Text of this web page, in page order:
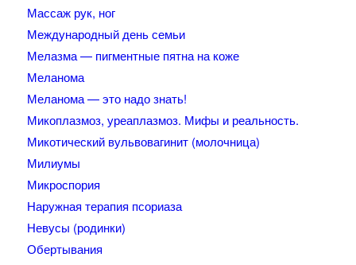
Массаж рук, ног
Международный день семьи
Мелазма — пигментные пятна на коже
Меланома
Меланома — это надо знать!
Микоплазмоз, уреаплазмоз. Мифы и реальность.
Микотический вульвовагинит (молочница)
Милиумы
Микроспория
Наружная терапия псориаза
Невусы (родинки)
Обертывания